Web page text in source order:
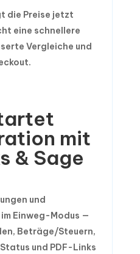
die Preise jetzt
eine schnellere
Vergleiche und
mit
& Sage
und
Einweg-Modus —
Beträge/Steuern,
und PDF-Links